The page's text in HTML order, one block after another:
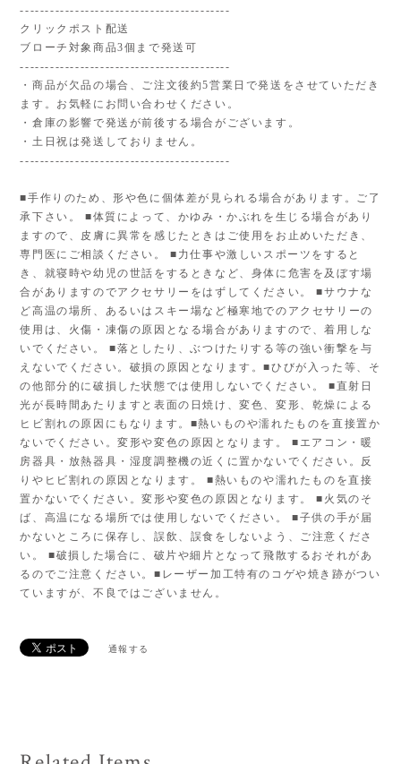
------------------------------------------
クリックポスト配送
ブローチ対象商品3個まで発送可
------------------------------------------
・商品が欠品の場合、ご注文後約5営業日で発送をさせていただき
ます。お気軽にお問い合わせください。
・倉庫の影響で発送が前後する場合がございます。
・土日祝は発送しておりません。
------------------------------------------
■手作りのため、形や色に個体差が見られる場合があります。ご了
承下さい。 ■体質によって、かゆみ・かぶれを生じる場合があり
ますので、皮膚に異常を感じたときはご使用をお止めいただき、
専門医にご相談ください。 ■力仕事や激しいスポーツをすると
き、就寝時や幼児の世話をするときなど、身体に危害を及ぼす場
合がありますのでアクセサリーをはずしてください。 ■サウナな
ど高温の場所、あるいはスキー場など極寒地でのアクセサリーの
使用は、火傷・凍傷の原因となる場合がありますので、着用しな
いでください。 ■落としたり、ぶつけたりする等の強い衝撃を与
えないでください。破損の原因となります。■ひびが入った等、そ
の他部分的に破損した状態では使用しないでください。 ■直射日
光が長時間あたりますと表面の日焼け、変色、変形、乾燥による
ヒビ割れの原因にもなります。■熱いものや濡れたものを直接置か
ないでください。変形や変色の原因となります。 ■エアコン・暖
房器具・放熱器具・湿度調整機の近くに置かないでください。反
りやヒビ割れの原因となります。 ■熱いものや濡れたものを直接
置かないでください。変形や変色の原因となります。 ■火気のそ
ば、高温になる場所では使用しないでください。 ■子供の手が届
かないところに保存し、誤飲、誤食をしないよう、ご注意くださ
い。 ■破損した場合に、破片や細片となって飛散するおそれがあ
るのでご注意ください。■レーザー加工特有のコゲや焼き跡がつい
ていますが、不良ではございません。
通報する